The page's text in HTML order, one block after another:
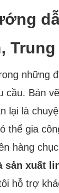
những
cầu. Bản
lại là
thể gia
hàng
sản xuất
hỗ trợ